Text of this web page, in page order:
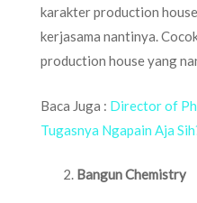
karakter production
kerjasama nantinya.
production house yang
Baca Juga : Director of
Tugasnya Ngapain Aja
Bangun Chemistry